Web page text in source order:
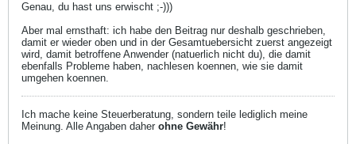
Genau, du hast uns erwischt ;-)))
Aber mal ernsthaft: ich habe den Beitrag nur deshalb geschrieben,
damit er wieder oben und in der Gesamtuebersicht zuerst angezeigt
wird, damit betroffene Anwender (natuerlich nicht du), die damit
ebenfalls Probleme haben, nachlesen koennen, wie sie damit
umgehen koennen.
Ich mache keine Steuerberatung, sondern teile lediglich meine
Meinung. Alle Angaben daher ohne Gewähr!